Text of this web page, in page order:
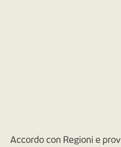
Accordo con Regioni e